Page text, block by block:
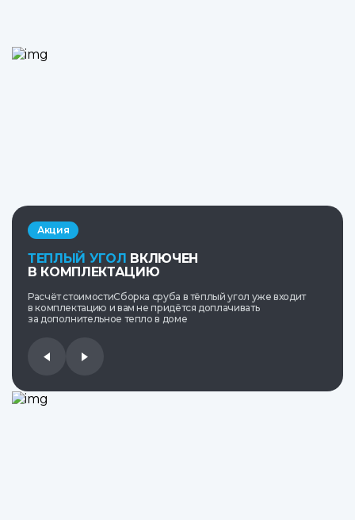
Акция
ТЕПЛЫЙ УГОЛ ВКЛЮЧЕН
В КОМПЛЕКТАЦИЮ
Расчёт стоимостиСборка сруба в тёплый угол уже входит
в комплектацию и вам не придётся доплачивать
за дополнительное тепло в доме